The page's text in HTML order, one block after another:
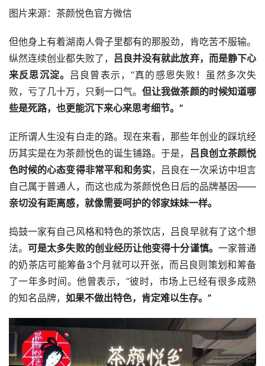
图片来源：茶颜悦色官方微信
但他身上有着湖南人骨子里都有的那股劲，肯吃苦不服输。
纵然连续创业都失败了， 吕良并没有就此放弃，而是静下心
来反思沉淀。 吕良曾表示，“真的感恩失败！虽然多次失
败，亏了几十万，只剩一口气。但让我做茶颜的时候知道哪
些是死路，也更能沉下来心来思考细节。”
正所谓人生没有白走的路。现在来看，那些年创业的踩坑经
历其实是在为茶颜悦色的诞生铺路。于是，
吕良创立茶颜悦
色时候的心态变得非常平和和务实，吕良在一次采访中坦言
自己属于普通人，而这也成为茶颜悦色日后的品牌基因——
亲切没有距离感，就像需要呵护的邻家妹妹一样。
捣鼓一家有自己风格和特色的茶饮店，吕良早就有了这个想
法。 可是太多失败的创业经历让他变得十分谨慎。 一家普通
的奶茶店可能筹备3个月就可以开张，而吕良则策划和筹备
了一年多时间。他曾表示，“彼时，市场上已经有很多成熟
的知名品牌， 如果不做出特色，肯定难以生存。”